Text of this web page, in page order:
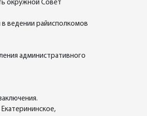
окружной Совет
ведении райисполкомов
административного